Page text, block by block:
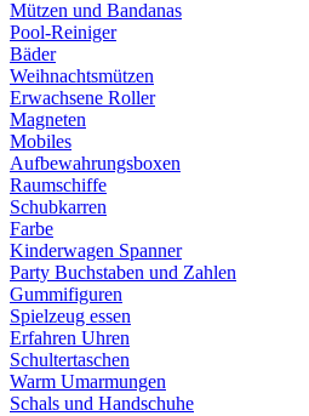
Mützen und Bandanas
Pool-Reiniger
Bäder
Weihnachtsmützen
Erwachsene Roller
Magneten
Mobiles
Aufbewahrungsboxen
Raumschiffe
Schubkarren
Farbe
Kinderwagen Spanner
Party Buchstaben und Zahlen
Gummifiguren
Spielzeug essen
Erfahren Uhren
Schultertaschen
Warm Umarmungen
Schals und Handschuhe